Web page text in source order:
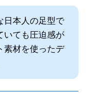
日本人の足型で
いても圧迫感が
素材を使ったデ